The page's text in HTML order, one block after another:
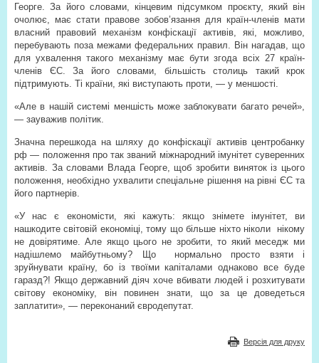
Георге. За його словами, кінцевим підсумком проєкту, який він
очолює, має стати правове зобов’язання для країн-членів мати
власний правовий механізм конфіскації активів, які, можливо,
перебувають поза межами федеральних правил. Він нагадав, що
для ухвалення такого механізму має бути згода всіх 27 країн-
членів ЄС. За його словами, більшість столиць такий крок
підтримують. Ті країни, які виступають проти, — у меншості.
«Але в нашій системі меншість може заблокувати багато речей»,
— зауважив політик.
Значна перешкода на шляху до конфіскації активів центробанку
рф — положення про так званий міжнародний імунітет суверенних
активів. За словами Влада Георге, щоб зробити виняток із цього
положення, необхідно ухвалити спеціальне рішення на рівні ЄС та
його партнерів.
«У нас є економісти, які кажуть: якщо знімете імунітет, ви
нашкодите світовій економіці, тому що більше ніхто ніколи
нікому
не довірятиме. Але якщо цього не зробити, то який меседж ми
надішлемо майбутньому? Що
нормально просто взяти і
зруйнувати країну, бо із твоїми капіталами однаково все буде
гаразд?! Якщо державний діяч хоче вбивати людей і розхитувати
світову економіку, він повинен знати, що за це доведеться
заплатити», — переконаний євродепутат.
Версія для друку